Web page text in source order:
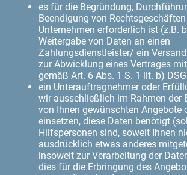
es für die Begründung,
Beendigung von
Unternehmen erforderlich ist (z.B.
Weitergabe von Daten an einen
Zahlungsdienstleister/ ein
zur Abwicklung eines Vertrages
gemäß Art. 6 Abs. 1 S. 1 lit. b)
ein Unterauftragnehmer oder
wir ausschließlich im Rahmen der
von Ihnen gewünschten Angebote
einsetzen, diese Daten benötigt
Hilfspersonen sind, soweit Ihnen
ausdrücklich etwas anderes
insoweit zur Verarbeitung der
dies für die Erbringung des